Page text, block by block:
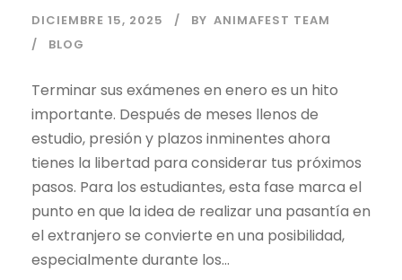
DICIEMBRE 15, 2025 BY ANIMAFEST TEAM
BLOG
Terminar sus exámenes en enero es un hito
importante. Después de meses llenos de
estudio, presión y plazos inminentes ahora
tienes la libertad para considerar tus próximos
pasos. Para los estudiantes, esta fase marca el
punto en que la idea de realizar una pasantía en
el extranjero se convierte en una posibilidad,
especialmente durante los...